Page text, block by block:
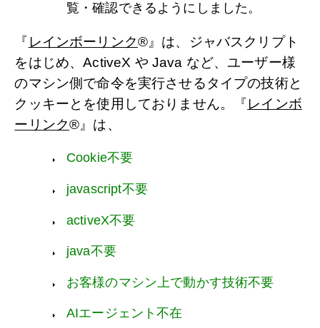
覧・確認できるようにしました。
『 レインボーリンク®』は、ジャバスクリプト
をはじめ、ActiveX や Java など、ユーザー様
のマシン側で命令を実行させるタイプの技術と
クッキーとを使用しておりません。『 レインボ
ーリンク®』は、
Cookie不要
javascript不要
activeX不要
java不要
お客様のマシン上で動かす技術不要
AIエージェント不在